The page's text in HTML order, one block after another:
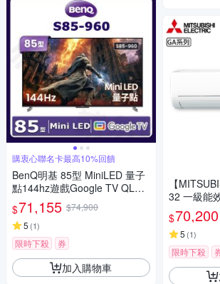
購衷心聯名卡最高10%回饋
BenQ明基 85型 MiniLED 量子
點144hz遊戲Google TV QLED
4K智慧顯示器S85-960 含超薄
壁掛架+安裝
$71,155 $74,900
5 (1)
限時下殺 券
加入購物車
【
32 一級能
氣 MUZ-
J★現買現
$70,200
5 (1)
限時下殺